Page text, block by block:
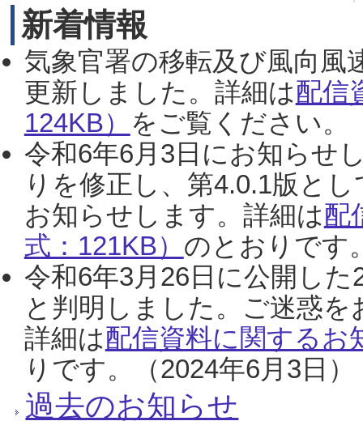
新着情報
気象官署の移転及び風向風
更新しました。詳細は配信
124KB） をご覧ください。
令和6年6月3日にお知らせ
りを修正し、第4.0.1版と
お知らせします。詳細は配
式：121KB） のとおりです
令和6年3月26日に公開し
と判明しました。ご迷惑
詳細は配信資料に関するお
りです。（2024年6月3日）
過去のお知らせ